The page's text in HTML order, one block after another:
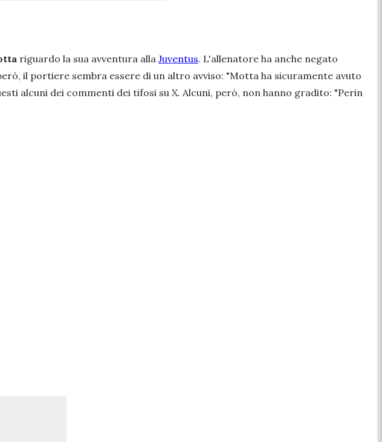
riguardo la sua avventura alla Juventus. L'allenatore ha anche negato
il portiere sembra essere di un altro avviso: "Motta ha sicuramente avuto
alcuni dei commenti dei tifosi su X. Alcuni, però, non hanno gradito: "Perin